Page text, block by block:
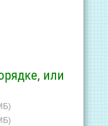
или